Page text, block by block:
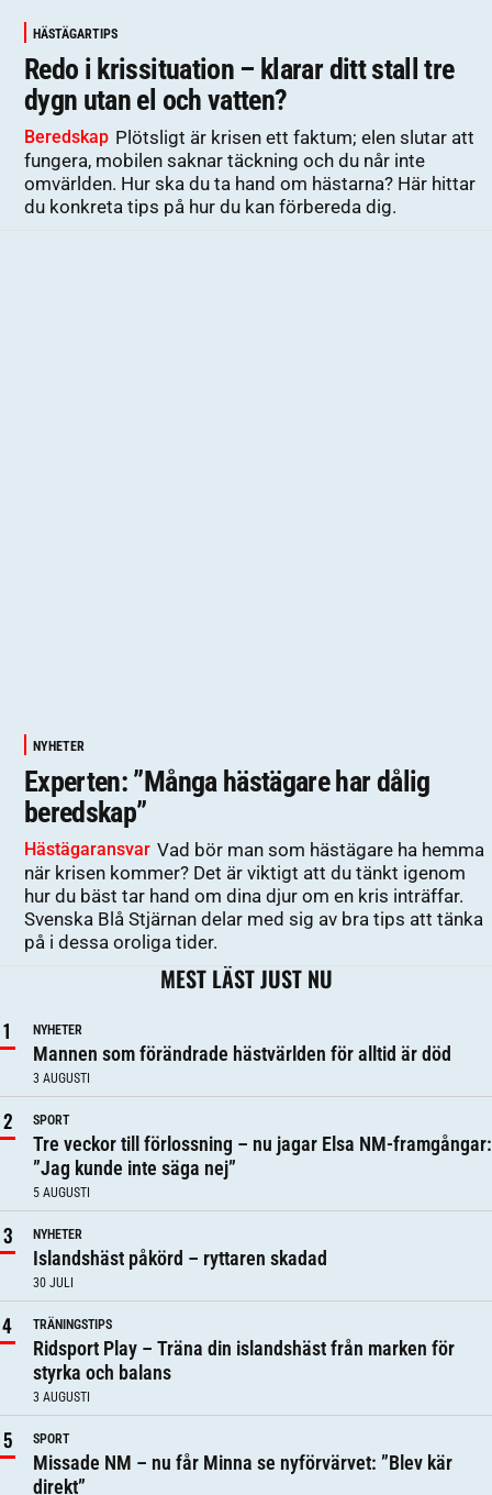
HÄSTÄGARTIPS
Redo i krissituation – klarar ditt stall tre
dygn utan el och vatten?
Beredskap Plötsligt är krisen ett faktum; elen slutar att
fungera, mobilen saknar täckning och du når inte
omvärlden. Hur ska du ta hand om hästarna? Här hittar
du konkreta tips på hur du kan förbereda dig.
NYHETER
Experten: ”Många hästägare har dålig
beredskap”
Hästägaransvar Vad bör man som hästägare ha hemma
när krisen kommer? Det är viktigt att du tänkt igenom
hur du bäst tar hand om dina djur om en kris inträffar.
Svenska Blå Stjärnan delar med sig av bra tips att tänka
på i dessa oroliga tider.
MEST LÄST JUST NU
NYHETER
Mannen som förändrade hästvärlden för alltid är död
3 AUGUSTI
SPORT
Tre veckor till förlossning – nu jagar Elsa NM-framgångar:
”Jag kunde inte säga nej”
5 AUGUSTI
NYHETER
Islandshäst påkörd – ryttaren skadad
30 JULI
TRÄNINGSTIPS
Ridsport Play – Träna din islandshäst från marken för
styrka och balans
3 AUGUSTI
SPORT
Missade NM – nu får Minna se nyförvärvet: ”Blev kär
direkt”